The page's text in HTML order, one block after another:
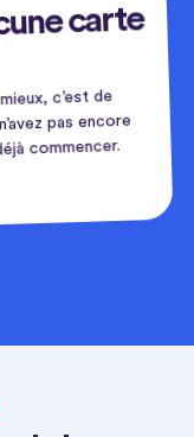
carte
c’est de
pas encore
commencer.